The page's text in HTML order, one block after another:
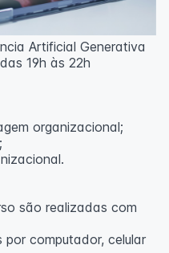
Artificial Generativa
19h às 22h
organizacional;
são realizadas com
por computador, celular